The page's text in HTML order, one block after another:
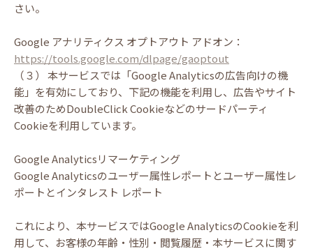
さい。
Google アナリティクス オプトアウト アドオン：
https://tools.google.com/dlpage/gaoptout
（３） 本サービスでは「Google Analyticsの広告向けの機
能」を有効にしており、下記の機能を利用し、広告やサイト
改善のためDoubleClick Cookieなどのサードパーティ
Cookieを利用しています。
Google Analyticsリマーケティング
Google Analyticsのユーザー属性レポートとユーザー属性レ
ポートとインタレスト レポート
これにより、本サービスではGoogle AnalyticsのCookieを利
用して、お客様の年齢・性別・閲覧履歴・本サービスに関す